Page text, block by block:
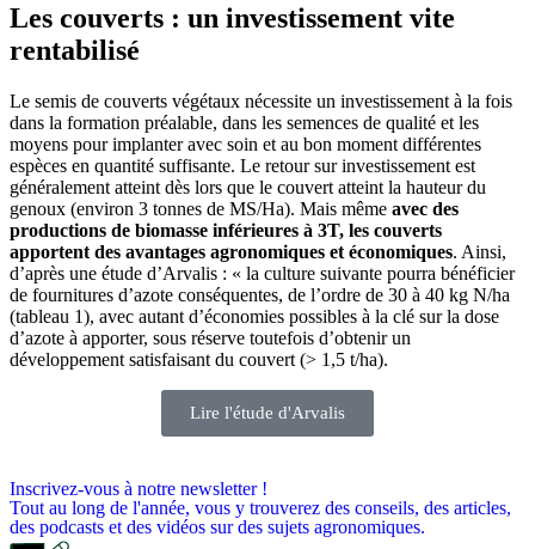
Les couverts : un investissement vite
rentabilisé
Le semis de couverts végétaux nécessite un investissement à la fois
dans la formation préalable, dans les semences de qualité et les
moyens pour implanter avec soin et au bon moment différentes
espèces en quantité suffisante. Le retour sur investissement est
généralement atteint dès lors que le couvert atteint la hauteur du
genoux (environ 3 tonnes de MS/Ha). Mais même avec des
productions de biomasse inférieures à 3T, les couverts
apportent des avantages agronomiques et économiques. Ainsi,
d’après une étude d’Arvalis : « la culture suivante pourra bénéficier
de fournitures d’azote conséquentes, de l’ordre de 30 à 40 kg N/ha
(tableau 1), avec autant d’économies possibles à la clé sur la dose
d’azote à apporter, sous réserve toutefois d’obtenir un
développement satisfaisant du couvert (> 1,5 t/ha).
Lire l'étude d'Arvalis
Inscrivez-vous à notre newsletter !
Tout au long de l'année, vous y trouverez des conseils, des articles,
des podcasts et des vidéos sur des sujets agronomiques.